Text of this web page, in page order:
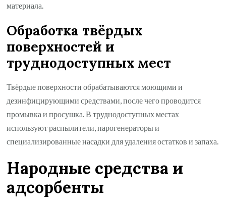
материала.
Обработка твёрдых
поверхностей и
труднодоступных мест
Твёрдые поверхности обрабатываются моющими и
дезинфицирующими средствами, после чего проводится
промывка и просушка. В труднодоступных местах
используют распылители, парогенераторы и
специализированные насадки для удаления остатков и запаха.
Народные средства и
адсорбенты